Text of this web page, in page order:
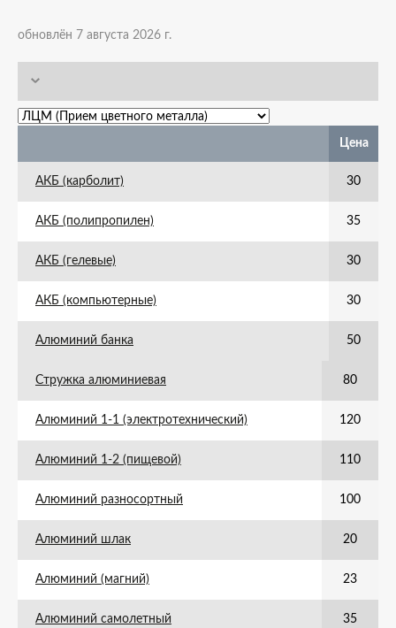
обновлён 7 августа 2026 г.
Цена
АКБ (карболит) 30
АКБ (полипропилен) 35
АКБ (гелевые) 30
АКБ (компьютерные) 30
Алюминий банка 50
Стружка алюминиевая 80
Алюминий 1-1 (электротехнический) 120
Алюминий 1-2 (пищевой) 110
Алюминий разносортный 100
Алюминий шлак 20
Алюминий (магний) 23
Алюминий самолетный 35